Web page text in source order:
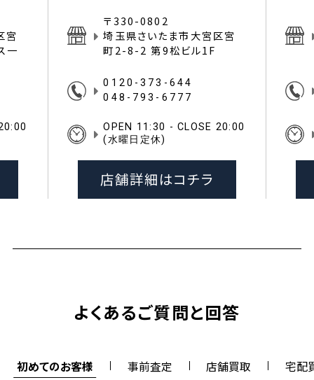
宮
一
〒330-0802
埼玉県さいたま市大宮区宮
町2-8-2 第9松ビル1F
0120-373-644
048-793-6777
OPEN 11:30 - CLOSE 20:00
(水曜日定休)
店舗詳細はコチラ
よくあるご質問と回答
初めてのお客様 事前査定 店舗買取 宅配